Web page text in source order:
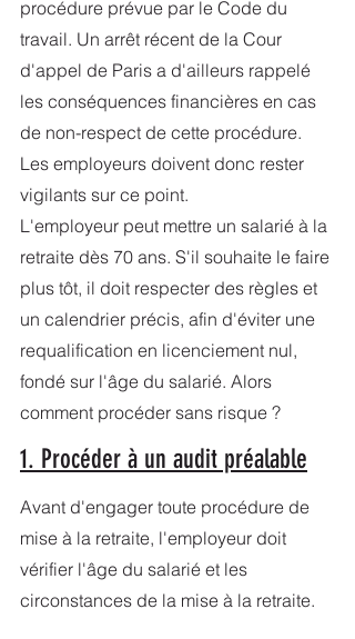
procédure prévue par le Code du
travail. Un arrêt récent de la Cour
d'appel de Paris a d'ailleurs rappelé
les conséquences financières en cas
de non-respect de cette procédure.
Les employeurs doivent donc rester
vigilants sur ce point.
L'employeur peut mettre un salarié à la
retraite dès 70 ans. S'il souhaite le faire
plus tôt, il doit respecter des règles et
un calendrier précis, afin d'éviter une
requalification en licenciement nul,
fondé sur l'âge du salarié. Alors
comment procéder sans risque ?
1. Procéder à un audit préalable
Avant d'engager toute procédure de
mise à la retraite, l'employeur doit
vérifier l'âge du salarié et les
circonstances de la mise à la retraite.